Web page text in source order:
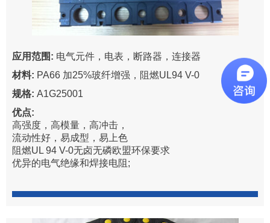
应用范围: 电气元件，电表，断路器，连接器
材料: PA66 加25%玻纤增强，阻燃UL94 V-0
规格: A1G25001
优点:
高强度，高模量，高冲击，
流动性好，易成型，易上色
阻燃UL 94 V-0无卤无磷欧盟环保要求
优异的电气绝缘和焊接电阻;